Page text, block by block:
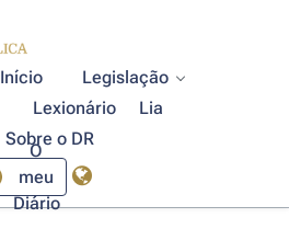
Início
Legislação
Lexionário
Lia
Sobre o DR
O
meu
Diário